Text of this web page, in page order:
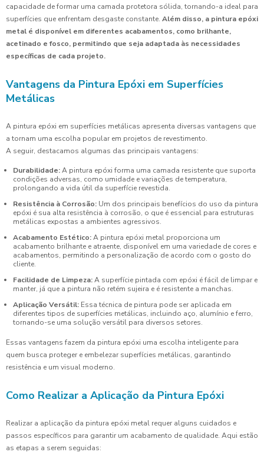
capacidade de formar uma camada protetora sólida, tornando-a ideal para
superfícies que enfrentam desgaste constante. Além disso, a pintura epóxi
metal é disponível em diferentes acabamentos, como brilhante,
acetinado e fosco, permitindo que seja adaptada às necessidades
específicas de cada projeto.
Vantagens da Pintura Epóxi em Superfícies
Metálicas
A pintura epóxi em superfícies metálicas apresenta diversas vantagens que
a tornam uma escolha popular em projetos de revestimento.
A seguir, destacamos algumas das principais vantagens:
Durabilidade:A pintura epóxi forma uma camada resistente que suporta
condições adversas, como umidade e variações de temperatura,
prolongando a vida útil da superfície revestida.
Resistência à Corrosão: Um dos principais benefícios do uso da pintura
epóxi é sua alta resistência à corrosão, o que é essencial para estruturas
metálicas expostas a ambientes agressivos.
Acabamento Estético:A pintura epóxi metal proporciona um
acabamento brilhante e atraente, disponível em uma variedade de cores e
acabamentos, permitindo a personalização de acordo com o gosto do
cliente.
Facilidade de Limpeza:A superfície pintada com epóxi é fácil de limpar e
manter, já que a pintura não retém sujeira e é resistente a manchas.
Aplicação Versátil: Essa técnica de pintura pode ser aplicada em
diferentes tipos de superfícies metálicas, incluindo aço, alumínio e ferro,
tornando-se uma solução versátil para diversos setores.
Essas vantagens fazem da pintura epóxi uma escolha inteligente para
quem busca proteger e embelezar superfícies metálicas, garantindo
resistência e um visual moderno.
Como Realizar a Aplicação da Pintura Epóxi
Realizar a aplicação da pintura epóxi metal requer alguns cuidados e
passos específicos para garantir um acabamento de qualidade. Aqui estão
as etapas a serem seguidas: